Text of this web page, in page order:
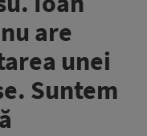
are
unei
Suntem